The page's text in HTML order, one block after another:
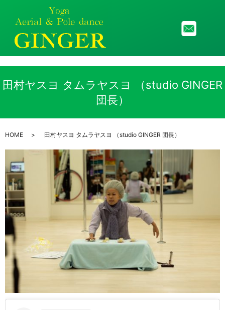
メニ
田村ヤスヨ タムラヤスヨ （studio GINGER
団長）
HOME 田村ヤスヨ タムラヤスヨ （studio GINGER 団長）